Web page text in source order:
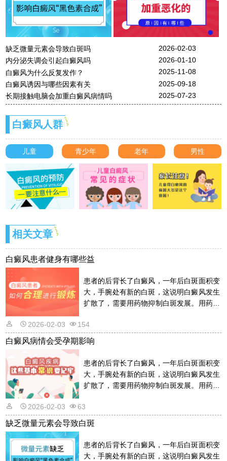
缺乏微量元素会导致白斑吗
2026-02-03
内分泌失调会引起白癜风吗
2026-01-10
白癜风为什么反复发作？
2025-11-08
白癜风诱因与哪些因素有关
2025-09-18
长期接触电脑会加重白癜风病情吗
2025-07-23
白癜风人群
儿童 青少年 老年 男性
相关文章
白癜风患者健身有哪些益
患者的后背长了白癜风，一年后白斑面积变
大，手腕处有新的白斑，这说明白癜风发生
扩散了，需要用药物抑制白斑发展。用药物
其反。详情请看文章介绍内容。
2026-02-03 154
白癜风病情会受孕期影响
患者的后背长了白癜风，一年后白斑面积变
大，手腕处有新的白斑，这说明白癜风发生
扩散了，需要用药物抑制白斑发展。用药物
其反。详情请看文章介绍内容。
2026-02-03 63
缺乏微量元素会导致白斑
患者的后背长了白癜风，一年后白斑面积变
大，手腕处有新的白斑，这说明白癜风发生